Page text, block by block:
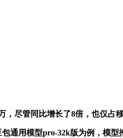
尽管同比增长了8倍，也仅占移
用模型pro-32k版为例，模型